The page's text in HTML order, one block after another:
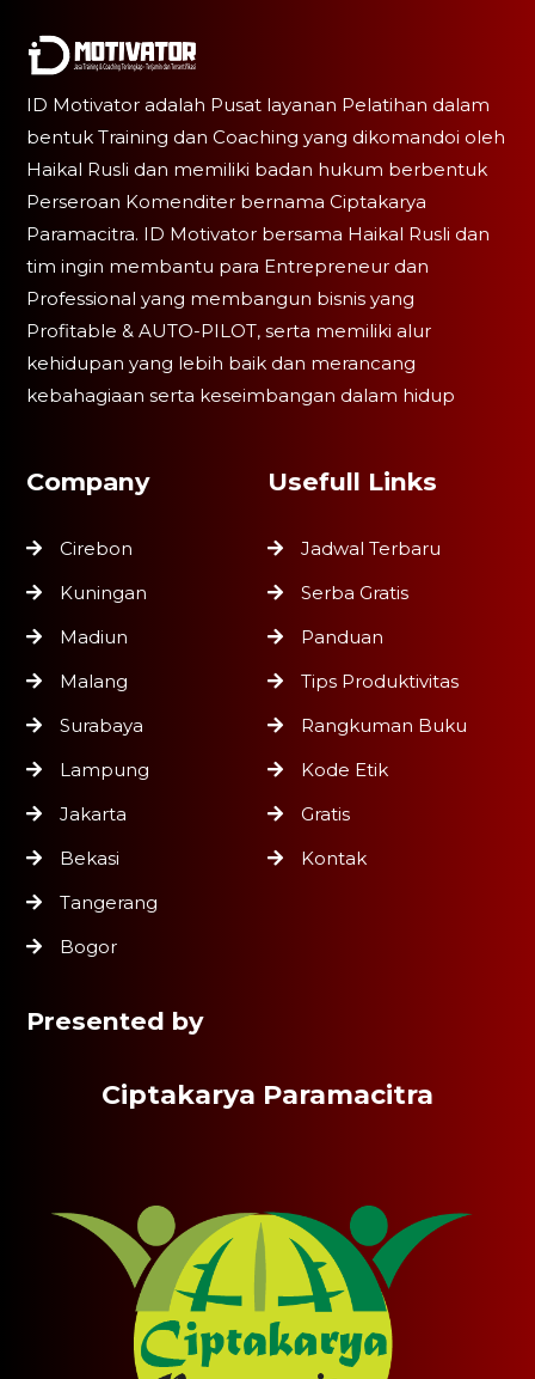
ID Motivator adalah Pusat layanan Pelatihan dalam
bentuk Training dan Coaching yang dikomandoi oleh
Haikal Rusli dan memiliki badan hukum berbentuk
Perseroan Komenditer bernama Ciptakarya
Paramacitra. ID Motivator bersama Haikal Rusli dan
tim ingin membantu para Entrepreneur dan
Professional yang membangun bisnis yang
Profitable & AUTO-PILOT, serta memiliki alur
kehidupan yang lebih baik dan merancang
kebahagiaan serta keseimbangan dalam hidup
Company
Cirebon
Kuningan
Madiun
Malang
Surabaya
Lampung
Jakarta
Bekasi
Tangerang
Bogor
Usefull Links
Jadwal Terbaru
Serba Gratis
Panduan
Tips Produktivitas
Rangkuman Buku
Kode Etik
Gratis
Kontak
Presented by
Ciptakarya Paramacitra